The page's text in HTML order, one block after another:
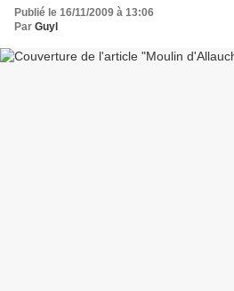
Publié le 16/11/2009 à 13:06
Par Guyl